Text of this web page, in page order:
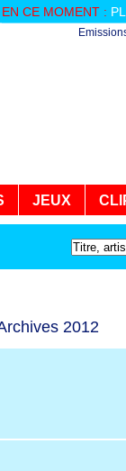
EN CE MOMENT :
JEUX
2012